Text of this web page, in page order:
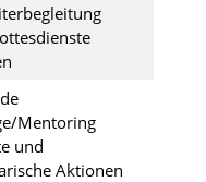
Mentoring
und
Aktionen